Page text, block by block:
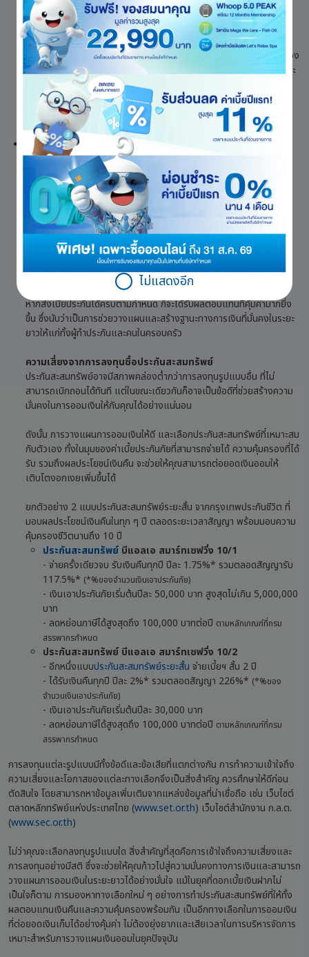
ลงทุนก่อตั้งธุรกิจเอง
ความเสี่ยงจากการลงทุนหุ้น
หุ้นเป็นสินทรัพย์ที่มีความผันผวนสูง โดยราคามีการปรับขึ้นลงอย่างต่อเนื่อง
และมีโอกาสที่จะขาดทุน นักลงทุนในหุ้นจึงต้องยอมรับความเสี่ยงในลักษณะ
เดียวกันกับเจ้าของบริษัท การลงทุนในหุ้นจึงเหมาะสมกับผู้ที่มีเวลาในการ
ติดตามข้อมูลข่าวสารและวิเคราะห์การลงทุนอย่างสม่ำเสมอ รวมถึงผู้ที่มี
ประสบการณ์การลงทุนพอสมควร
ประกันสะสมทรัพย์
ประกันสะสมทรัพย์เป็นประกันชีวิตรูปแบบหนึ่ง ที่ให้ทั้งความคุ้มครองชีวิต
ควบคู่กับการออมเงิน โดยจะได้รับผลตอบแทนทั้งระหว่างสัญญาและเมื่อ
ครบกำหนดสัญญาตามที่ระบุไว้ในกรมธรรม์ โดยผลตอบแทนของหลาย ๆ
แบบประกัน ได้รับมากกว่าอัตราดอกเบี้ยเงินฝาก
ประโยชน์จากการลงทุนซื้อประกันสะสมทรัพย์
ประกันชีวิตสะสมทรัพย์เป็นรูปแบบการลงทุนที่มีความเสี่ยงต่ำและให้ผล
ตอบแทนที่แน่นอน มีจุดเด่นในการให้ความคุ้มครองชีวิตแก่ผู้ถือกรมธรรม์
ซึ่งสร้างความมั่นใจว่าครอบครัวจะยังคงมีความมั่นคงทางการเงินแม้ผู้ทำ
ประกันเสียชีวิต นอกจากนี้ ยังมอบสิทธิประโยชน์ในการลดหย่อนภาษี และ
หากส่งเบี้ยประกันได้ครบตามกำหนด ก็จะได้รับผลตอบแทนที่คุ้มค่ามากยิ่ง
ขึ้น ซึ่งนับว่าเป็นการช่วยวางแผนและสร้างฐานะทางการเงินที่มั่นคงในระยะ
ยาวให้แก่ทั้งผู้ทำประกันและคนในครอบครัว
ความเสี่ยงจากการลงทุนซื้อประกันสะสมทรัพย์
ประกันสะสมทรัพย์อาจมีสภาพคล่องต่ำกว่าการลงทุนรูปแบบอื่น ที่ไม่
สามารถเบิกถอนได้ทันที แต่ในขณะเดียวกันก็อาจเป็นข้อดีที่ช่วยสร้างความ
มั่นคงในการออมเงินให้กับคุณได้อย่างแน่นอน
ดังนั้น การวางแผนการออมเงินให้ดี และเลือกประกันสะสมทรัพย์ที่เหมาะสม
กับตัวเอง ทั้งในมุมของค่าเบี้ยประกันภัยที่สามารถจ่ายได้ ความคุ้มครองที่ได้
รับ รวมถึงผลประโยชน์เงินคืน จะช่วยให้คุณสามารถต่อยอดเงินออมให้
เติบโตงอกเงยเพิ่มขึ้นได้
ยกตัวอย่าง 2 แบบประกันสะสมทรัพย์ระยะสั้น จากกรุงเทพประกันชีวิต ที่
มอบผลประโยชน์เงินคืนในทุก ๆ ปี ตลอดระยะเวลาสัญญา พร้อมมอบความ
คุ้มครองชีวิตนานถึง 10 ปี
ประกันสะสมทรัพย์ บีแอลเอ สมาร์ทเซฟวิ่ง 10/1
- จ่ายครั้งเดียวจบ รับเงินคืนทุกปี ปีละ 1.75%* รวมตลอดสัญญารับ
117.5%* (*%ของจำนวนเงินเอาประกันภัย)
- เงินเอาประกันภัยเริ่มต้นปีละ 50,000 บาท สูงสุดไม่เกิน 5,000,000
บาท
- ลดหย่อนภาษีได้สูงสุดถึง 100,000 บาทต่อปี ตามหลักเกณฑ์ที่กรม
สรรพากรกำหนด
ประกันสะสมทรัพย์ บีแอลเอ สมาร์ทเซฟวิ่ง 10/2
- อีกหนึ่งแบบประกันสะสมทรัพย์ระยะสั้น จ่ายเบี้ยฯ สั้น 2 ปี
- ได้รับเงินคืนทุกปี ปีละ 2%* รวมตลอดสัญญา 226%* (*%ของ
จำนวนเงินเอาประกันภัย)
- เงินเอาประกันภัยเริ่มต้นปีละ 30,000 บาท
- ลดหย่อนภาษีได้สูงสุดถึง 100,000 บาทต่อปี ตามหลักเกณฑ์ที่กรม
สรรพากรกำหนด
การลงทุนแต่ละรูปแบบมีทั้งข้อดีและข้อเสียที่แตกต่างกัน การทำความเข้าใจถึง
ความเสี่ยงและโอกาสของแต่ละทางเลือกจึงเป็นสิ่งสำคัญ ควรศึกษาให้ดีก่อน
ตัดสินใจ โดยสามารถหาข้อมูลเพิ่มเติมจากแหล่งข้อมูลที่น่าเชื่อถือ เช่น เว็บไซต์
ตลาดหลักทรัพย์แห่งประเทศไทย (www.set.or.th) เว็บไซต์สำนักงาน ก.ล.ต.
(www.sec.or.th)
ไม่ว่าคุณจะเลือกลงทุนรูปแบบใด สิ่งสำคัญที่สุดคือการเข้าใจถึงความเสี่ยงและ
การลงทุนอย่างมีสติ ซึ่งจะช่วยให้คุณก้าวไปสู่ความมั่นคงทางการเงินและสามารถ
วางแผนการออมเงินในระยะยาวได้อย่างมั่นใจ แม้ในยุคที่ดอกเบี้ยเงินฝากไม่
เป็นใจก็ตาม การมองหาทางเลือกใหม่ ๆ อย่างการทำประกันสะสมทรัพย์ที่ให้ทั้ง
ผลตอบแทนเงินคืนและความคุ้มครองพร้อมกัน เป็นอีกทางเลือกในการออมเงิน
ที่ต่อยอดเงินเก็บได้อย่างคุ้มค่า ไม่ต้องยุ่งยากและเสียเวลาในการบริหารจัดการ
เหมาะสำหรับการวางแผนเงินออมในยุคปัจจุบัน
ไม่แสดงอีก